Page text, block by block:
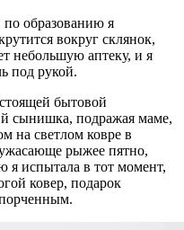
образованию я
вокруг склянок,
небольшую аптеку, и я
под рукой.
бытовой
сынишка, подражая маме,
на светлом ковре в
рыжее пятно,
я испытала в тот момент,
ковер, подарок